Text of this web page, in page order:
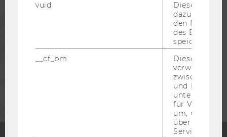
MITARBEITENDE
vuid
Dieser
dazu
den
des
speichern.
__cf_bm
Dieses
verwendet,
zwischen
und Bots zu
für Vimeo
um, um
über die
Service zu